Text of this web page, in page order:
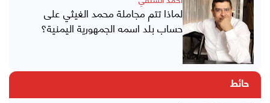
لماذا تتم مجاملة محمد الغيثي على
حساب بلد اسمه الجمهورية اليمنية؟
حائط